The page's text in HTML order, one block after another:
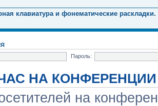
клавиатура и фонематические раскладки.
Пароль:
НА КОНФЕРЕНЦИИ
на